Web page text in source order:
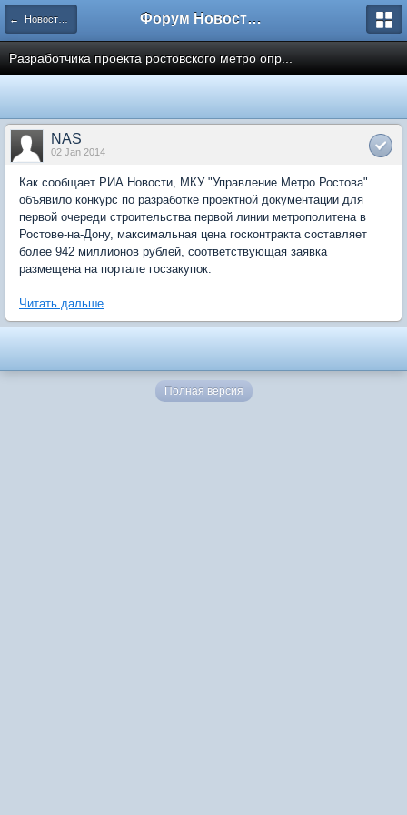
← Новости рынка недвижимости Форум Новостройки
Разработчика проекта ростовского метро опр...
NAS
02 Jan 2014
Как сообщает РИА Новости, МКУ "Управление Метро Ростова"
объявило конкурс по разработке проектной документации для
первой очереди строительства первой линии метрополитена в
Ростове-на-Дону, максимальная цена госконтракта составляет
более 942 миллионов рублей, соответствующая заявка
размещена на портале госзакупок.
Читать дальше
Полная версия